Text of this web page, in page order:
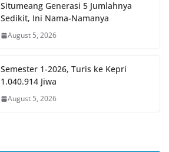
Situmeang Generasi 5 Jumlahnya
Sedikit, Ini Nama-Namanya
August 5, 2026
Semester 1-2026, Turis ke Kepri
1.040.914 Jiwa
August 5, 2026